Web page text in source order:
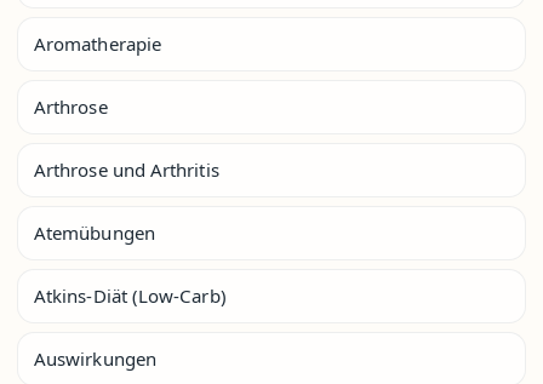
Aromatherapie
Arthrose
Arthrose und Arthritis
Atemübungen
Atkins-Diät (Low-Carb)
Auswirkungen